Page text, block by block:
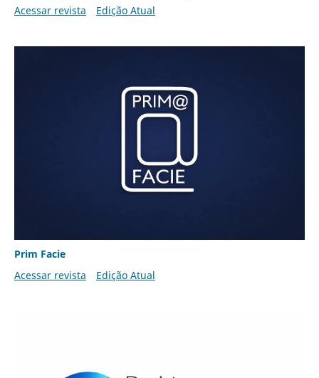
Acessar revista
Edição Atual
Prim Facie
Acessar revista
Edição Atual